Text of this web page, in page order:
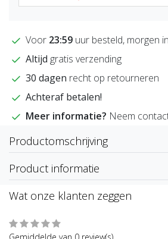
Voor 23:59 uur besteld, morgen
Altijd gratis verzending
30 dagen recht op retourneren
Achteraf betalen!
Meer informatie? Neem
Productomschrijving
Product informatie
Wat onze klanten zeggen